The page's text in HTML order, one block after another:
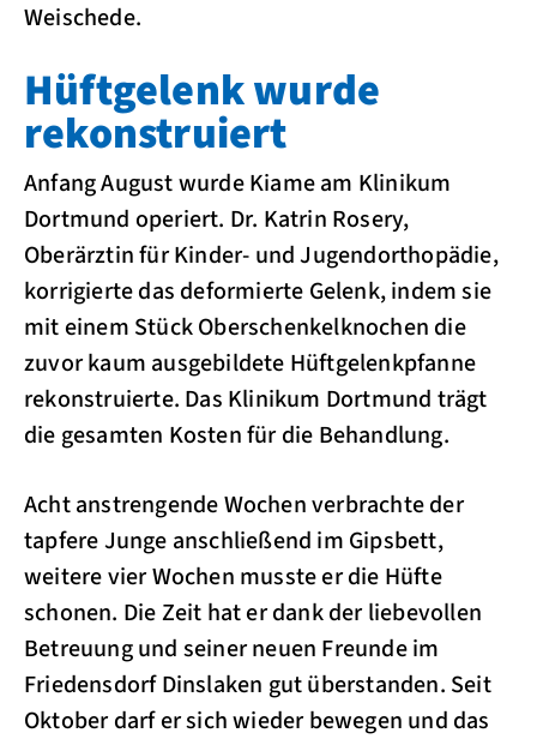
Weischede.
Hüftgelenk wurde
rekonstruiert
Anfang August wurde Kiame am Klinikum
Dortmund operiert. Dr. Katrin Rosery,
Oberärztin für Kinder- und Jugendorthopädie,
korrigierte das deformierte Gelenk, indem sie
mit einem Stück Oberschenkelknochen die
zuvor kaum ausgebildete Hüftgelenkpfanne
rekonstruierte. Das Klinikum Dortmund trägt
die gesamten Kosten für die Behandlung.
Acht anstrengende Wochen verbrachte der
tapfere Junge anschließend im Gipsbett,
weitere vier Wochen musste er die Hüfte
schonen. Die Zeit hat er dank der liebevollen
Betreuung und seiner neuen Freunde im
Friedensdorf Dinslaken gut überstanden. Seit
Oktober darf er sich wieder bewegen und das